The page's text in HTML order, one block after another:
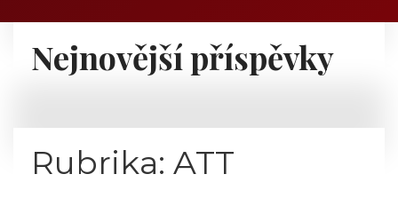
Nejnovější příspěvky
Rubrika: ATT